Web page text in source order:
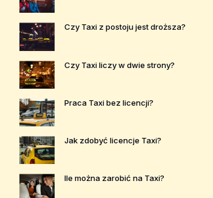
Czy Taxi z postoju jest droższa?
Czy Taxi liczy w dwie strony?
Praca Taxi bez licencji?
Jak zdobyć licencje Taxi?
Ile można zarobić na Taxi?